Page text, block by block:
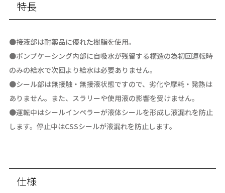
特長
●接液部は耐薬品に優れた樹脂を使用。
●ポンプケーシング内部に自吸水が残留する構造の為初回運転時
のみの給水で次回より給水は必要ありません。
●シール部は無接触・無接液状態ですので、劣化や摩耗・発熱は
ありません。また、スラリーや使用液の影響を受けません。
●運転中はシールインペラーが液体シールを形成し液漏れを防止
します。停止中はCSSシールが液漏れを防止します。
仕様